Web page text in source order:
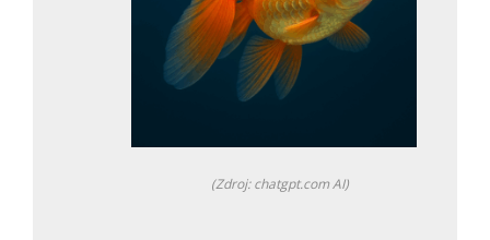
(Zdroj: chatgpt.com AI)